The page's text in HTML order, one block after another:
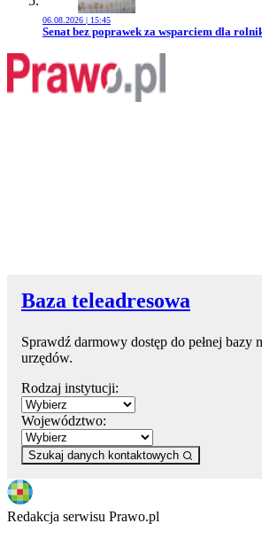
06.08.2026 | 15:45
Przejdź do artykułu:
Senat bez poprawek za wsparciem dla
Baza teleadresowa
Sprawdź darmowy dostęp do pełnej bazy
urzędów.
Rodzaj instytucji:
Województwo:
Szukaj danych kontaktowych
Redakcja serwisu Prawo.pl